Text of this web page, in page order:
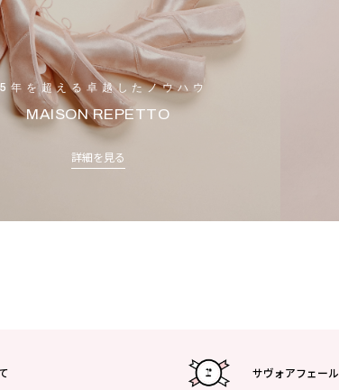
年を超える卓越したノウハウ
MAISON REPETTO
詳細を見る
サヴォアフェール